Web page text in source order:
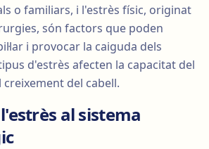
o familiars, i l'estrès físic, originat
són factors que poden
i provocar la caiguda dels
d'estrès afecten la capacitat del
del cabell.
al sistema